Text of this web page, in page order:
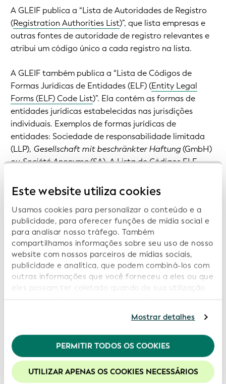
Este website utiliza cookies
Usamos cookies para personalizar o conteúdo e a
publicidade, para oferecer funções de mídia social e
para analisar nosso tráfego. Também
compartilhamos informações sobre seu uso de nosso
website com nossos parceiros de mídias sociais,
publicidade e analítica, que podem combiná-los com
outras informações que você forneceu a eles ou que
eles possam ter coletado quando de sua utilização
de seus serviços. Ao continuar a utilizar nosso
cookies. Consulte informações adicionais em nossa
Política de Privacidade.
Recomendamos a habilitação de cookies para uma
melhor experiência em nosso site.
Mostrar detalhes
PERMITIR TODOS OS COOKIES
UTILIZAR APENAS OS COOKIES NECESSÁRIOS
A GLEIF publica a “Lista de Autoridades de Registro
(Registration Authorities List)”, que lista empresas e
outras fontes de autoridade de registro relevantes e
atribui um código único a cada registro na lista.
A GLEIF também publica a “Lista de Códigos de
Formas Jurídicas de Entidades (ELF) (Entity Legal
Forms (ELF) Code List)”. Ela contém as formas de
entidades jurídicas estabelecidas nas jurisdições
individuais. Exemplos de formas jurídicas de
entidades: Sociedade de responsabilidade limitada
(LLP), Gesellschaft mit beschränkter Haftung(GmbH)
ouSociété Anonyme(SA). A Lista de Códigos ELF
jurídica.
A GLEIF publicará a“Lista de Códigos de Funções
Organizacionais Oficiais (OOR)”. Exemplos dessas
funções são Managing Director, 董事长, Bestuurder,
Fondateur, Socio, رئيس مجلس الادارة ou Accionista.
Apenas funções oficiais conforme aparecem na
legislação local serão incluídas na lista. A Lista de
códigos OOR atribui um código único a cada função
oficial.
“Lista de Códigos de Jurisdições Legais Aceitas”, que
especifica os valores aceitos para o campo
“LegalJurisdiction” noFormato do Arquivo de Dados
Comuns de LEI.